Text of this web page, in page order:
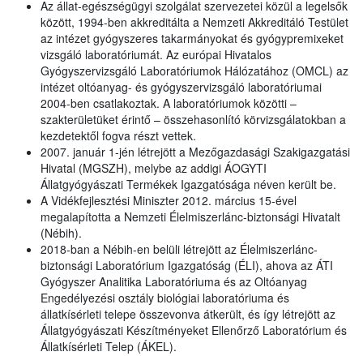
Az állat-egészségügyi szolgálat szervezetei közül a legelsők
között, 1994-ben akkreditálta a Nemzeti Akkreditáló Testület
az intézet gyógyszeres takarmányokat és gyógypremixeket
vizsgáló laboratóriumát. Az európai Hivatalos
Gyógyszervizsgáló Laboratóriumok Hálózatához (OMCL) az
intézet oltóanyag- és gyógyszervizsgáló laboratóriumai
2004-ben csatlakoztak. A laboratóriumok közötti –
szakterületüket érintő – összehasonlító körvizsgálatokban a
kezdetektől fogva részt vettek.
2007. január 1-jén létrejött a Mezőgazdasági Szakigazgatási
Hivatal (MGSZH), melybe az addigi ÁOGYTI
Állatgyógyászati Termékek Igazgatósága néven került be.
A Vidékfejlesztési Miniszter 2012. március 15-ével
megalapította a Nemzeti Élelmiszerlánc-biztonsági Hivatalt
(Nébih).
2018-ban a Nébih-en belüli létrejött az Élelmiszerlánc-
biztonsági Laboratórium Igazgatóság (ÉLI), ahova az ÁTI
Gyógyszer Analitika Laboratóriuma és az Oltóanyag
Engedélyezési osztály biológiai laboratóriuma és
állatkísérleti telepe összevonva átkerült, és így létrejött az
Állatgyógyászati Készítményeket Ellenőrző Laboratórium és
Állatkísérleti Telep (ÁKEL).